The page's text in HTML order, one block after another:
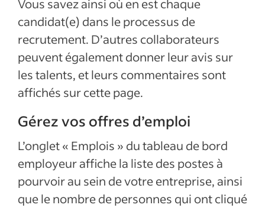
Vous savez ainsi où en est chaque
candidat(e) dans le processus de
recrutement. D’autres collaborateurs
peuvent également donner leur avis sur
les talents, et leurs commentaires sont
affichés sur cette page.
Gérez vos offres d’emploi
L’onglet « Emplois » du tableau de bord
employeur affiche la liste des postes à
pourvoir au sein de votre entreprise, ainsi
que le nombre de personnes qui ont cliqué